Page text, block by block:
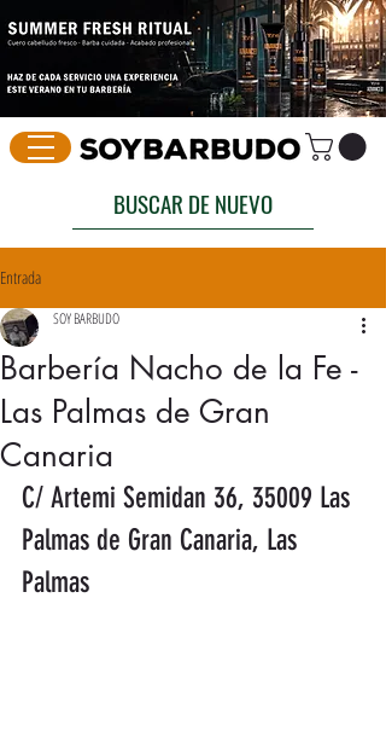
BUSCAR DE NUEVO
Entrada
Barbería Nacho de la Fe -
Las Palmas de Gran
Canaria
SOY BARBUDO
C/ Artemi Semidan 36, 35009 Las
Palmas de Gran Canaria, Las
Palmas